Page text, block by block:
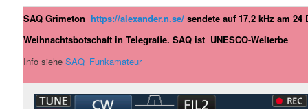
SAQ Grimetonhttps://alexander.n.se/ sendete auf 17,2 kHz am 24
Weihnachtsbotschaft in Telegrafie. SAQ ist UNESCO-Welterbe
Info sieheSAQ_Funkamateur